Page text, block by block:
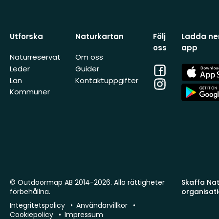
Utforska
Naturreservat
Leder
Län
Kommuner
Naturkartan
Om oss
Guider
Kontaktuppgifter
Följ
oss
Facebook
Instagram
Ladda
app
App
Store
App
Store
Skaffa
© Outdoormap AB 2014-2026. Alla rättigheter
förbehållna.
Integritetspolicy
Användarvillkor
Cookiepolicy
Impressum